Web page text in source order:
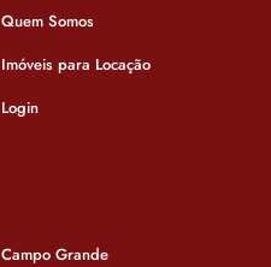
Quem Somos
Imóveis para Locação
Login
Campo Grande